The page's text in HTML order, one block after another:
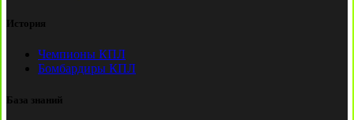
История
Чемпионы КПЛ
Бомбардиры КПЛ
База знаний